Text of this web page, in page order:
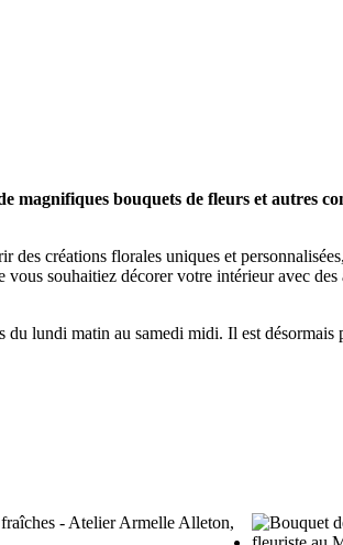
magnifiques bouquets de fleurs et autres
créations florales uniques et
souhaitiez décorer votre intérieur avec
du lundi matin au samedi midi. Il est désormais